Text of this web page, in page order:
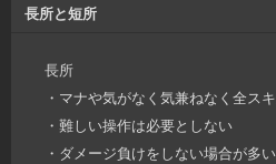
長所と短所
長所
・マナや気がなく気兼ねなく全ス
・難しい操作は必要としない
・ダメージ負けをしない場合が多い